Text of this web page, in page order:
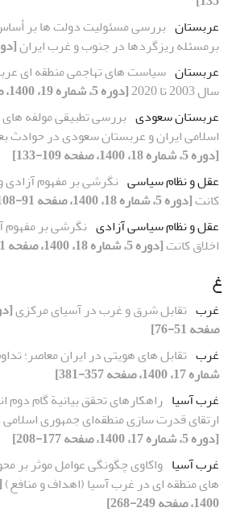
عربستان بررسی مسئولیت دولت ها بر
برمسئله ریزگردها در جنوب و غرب ایران[دوره 5،
عربستان سیاست های تهاجمی منطقه ای
سال 2003 تا 2020
[دوره 5، شماره 19، 1400، صفحه 161-178]
عربستان سعودی بررسی تطبیقی مولفه
اسلامی ایران و عربستان سعودی در حوادث
[دوره 5، شماره 18، 1400، صفحه 109-133]
عقل و نظام سیاسی نگرشی بر مفهوم آزادی
کانت[دوره 5، شماره 18، 1400، صفحه 91-108]
عقل و نظام سیاسی آزادی نگرشی بر مفهوم
اخلاق کانت[دوره 5، شماره 18، 1400، صفحه 91-108]
غ
غرب تقابل شرق و غرب در آسیای مرکزی
صفحه 51-76]
غرب تقابل های هویتی در ایران معاصر؛
شماره 17، 1400، صفحه 357-381]
غرب آسیا راهکارهای تحقق بیانیة گام دوم
ارتقای قدرت ‌سازی منطقه‌ای جمهوری
[دوره 5، شماره 17، 1400، صفحه 177-208]
غرب آسیا واکاوی چگونگی عوامل موثر بر
های منطقه ای در غرب آسیا (اهداف و منافع)
1400، صفحه 249-268]